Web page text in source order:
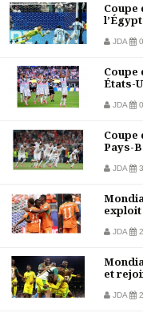
Coupe
JDA
Coupe
États-
JDA
Coupe
Pays-
JDA
JDA
et
JDA